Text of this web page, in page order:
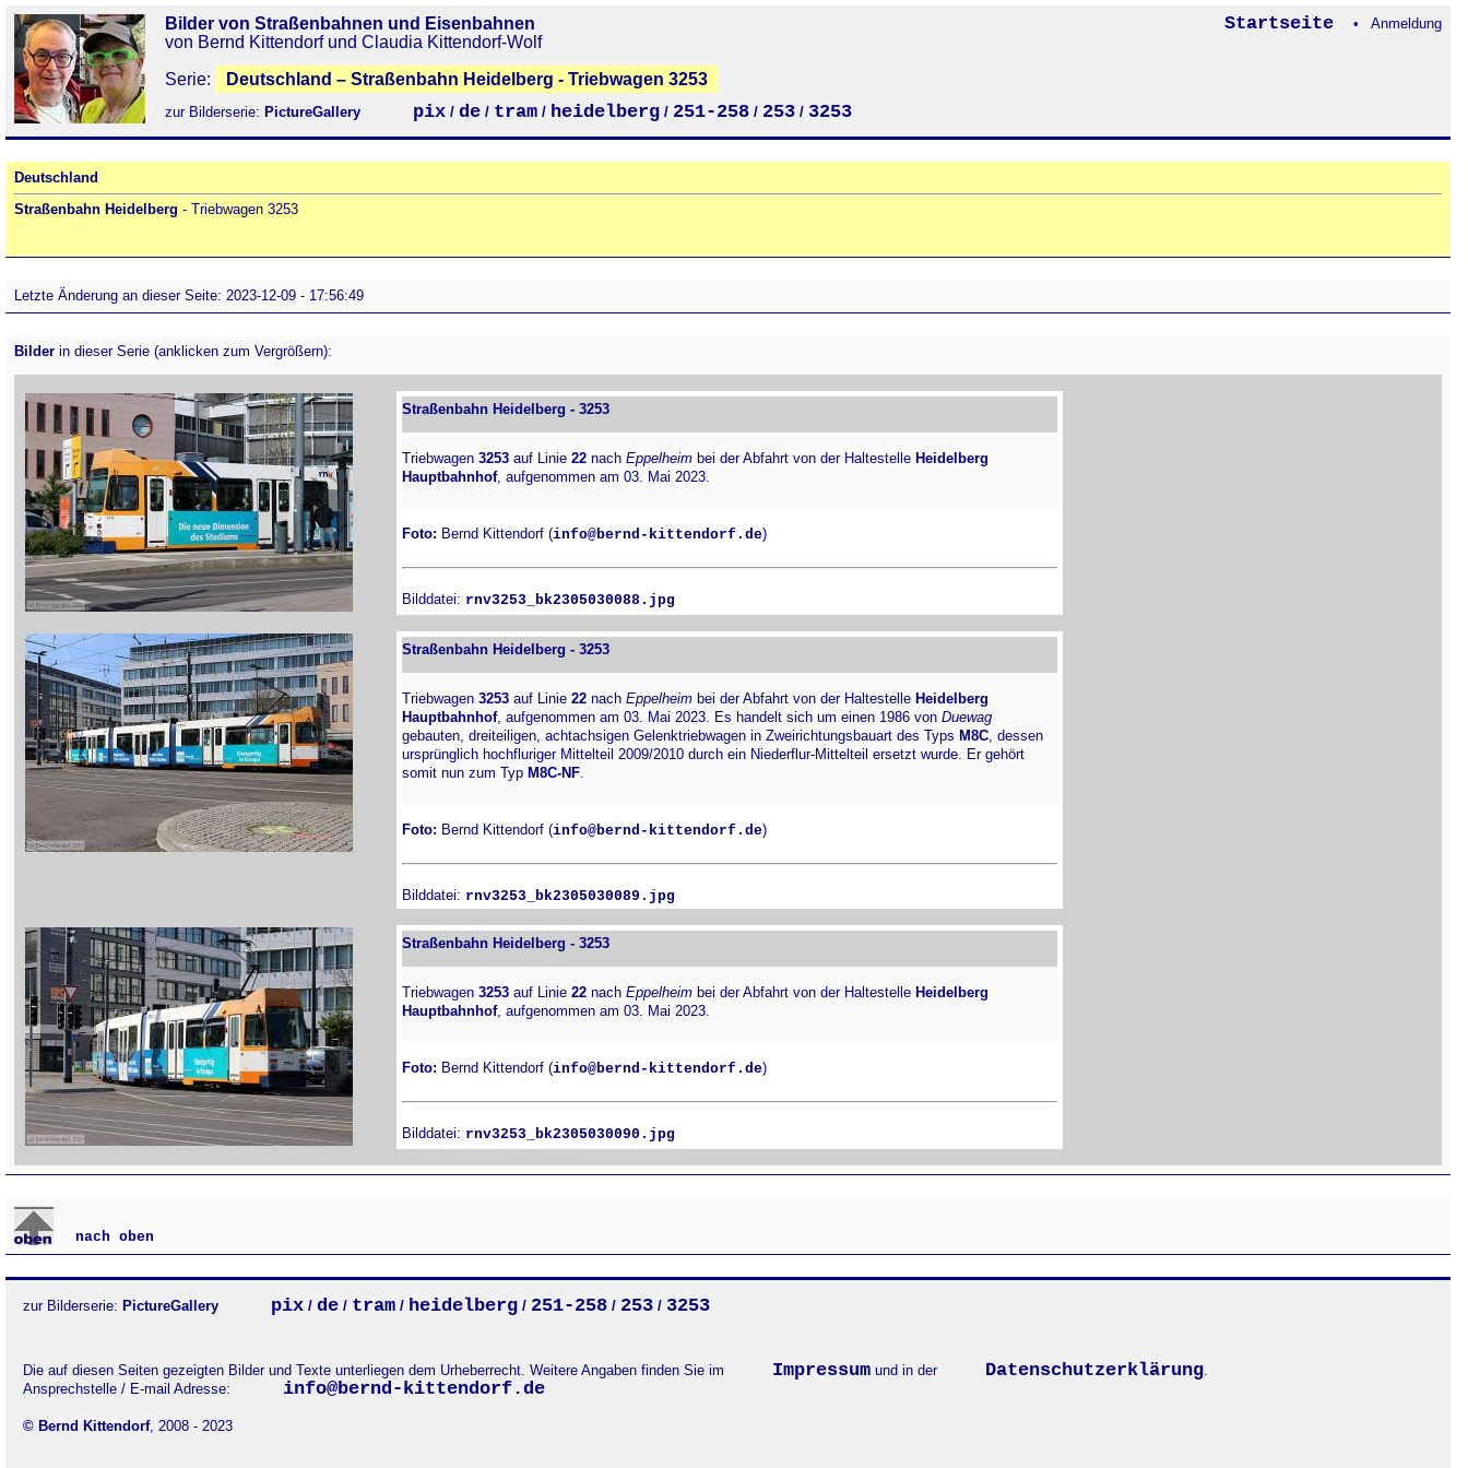
Bilder von Straßenbahnen und Eisenbahnen
von Bernd Kittendorf und Claudia Kittendorf-Wolf
Serie:
Deutschland – Straßenbahn Heidelberg - Triebwagen 3253
Startseite • Anmeldung
zur Bilderserie: PictureGallery pix / de / tram / heidelberg / 251-258 / 253 / 3253
Deutschland
Straßenbahn Heidelberg - Triebwagen 3253
Letzte Änderung an dieser Seite: 2023-12-09 - 17:56:49
Bilder in dieser Serie (anklicken zum Vergrößern):
Straßenbahn Heidelberg - 3253
Triebwagen 3253 auf Linie 22 nach Eppelheim bei der Abfahrt von der Haltestelle Heidelberg
Hauptbahnhof, aufgenommen am 03. Mai 2023.
Foto: Bernd Kittendorf (info@bernd-kittendorf.de)
Bilddatei: rnv3253_bk2305030088.jpg
Straßenbahn Heidelberg - 3253
Triebwagen 3253 auf Linie 22 nach Eppelheim bei der Abfahrt von der Haltestelle Heidelberg
Hauptbahnhof, aufgenommen am 03. Mai 2023. Es handelt sich um einen 1986 von Duewag
gebauten, dreiteiligen, achtachsigen Gelenktriebwagen in Zweirichtungsbauart des Typs M8C, dessen
ursprünglich hochfluriger Mittelteil 2009/2010 durch ein Niederflur-Mittelteil ersetzt wurde. Er gehört
somit nun zum Typ M8C-NF.
Foto: Bernd Kittendorf (info@bernd-kittendorf.de)
Bilddatei: rnv3253_bk2305030089.jpg
Straßenbahn Heidelberg - 3253
Triebwagen 3253 auf Linie 22 nach Eppelheim bei der Abfahrt von der Haltestelle Heidelberg
Hauptbahnhof, aufgenommen am 03. Mai 2023.
Foto: Bernd Kittendorf (info@bernd-kittendorf.de)
Bilddatei: rnv3253_bk2305030090.jpg
nach oben
zur Bilderserie: PictureGallery pix / de / tram / heidelberg / 251-258 / 253 / 3253
Die auf diesen Seiten gezeigten Bilder und Texte unterliegen dem Urheberrecht. Weitere Angaben finden Sie im Impressum und in der Datenschutzerklärung.
Ansprechstelle / E-mail Adresse:
info@bernd-kittendorf.de
© Bernd Kittendorf, 2008 - 2023